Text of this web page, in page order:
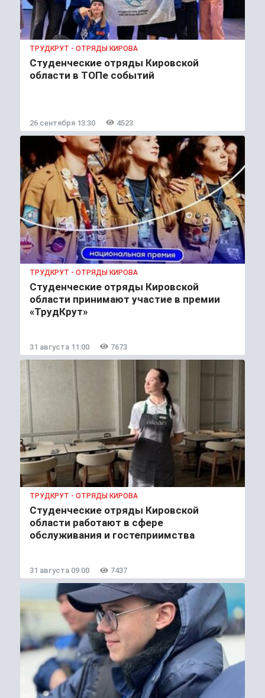
ТРУДКРУТ - ОТРЯДЫ КИРОВА
Студенческие отряды Кировской
области в ТОПе событий
26 сентября 13:30 4523
ТРУДКРУТ - ОТРЯДЫ КИРОВА
Студенческие отряды Кировской
области принимают участие в премии
«ТрудКрут»
31 августа 11:00 7673
ТРУДКРУТ - ОТРЯДЫ КИРОВА
Студенческие отряды Кировской
области работают в сфере
обслуживания и гостеприимства
31 августа 09:00 7437